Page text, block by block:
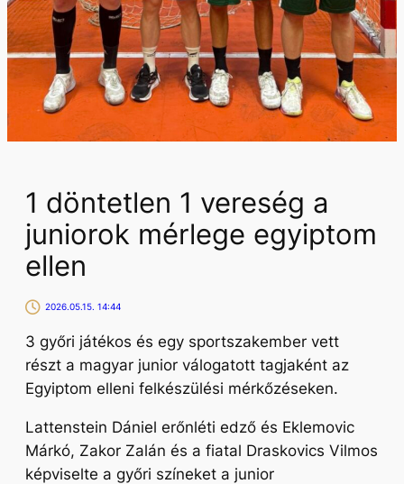
1 döntetlen 1 vereség a
juniorok mérlege egyiptom
ellen
2026.05.15. 14:44
3 győri játékos és egy sportszakember vett
részt a magyar junior válogatott tagjaként az
Egyiptom elleni felkészülési mérkőzéseken.
Lattenstein Dániel erőnléti edző és Eklemovic
Márkó, Zakor Zalán és a fiatal Draskovics Vilmos
képviselte a győri színeket a junior